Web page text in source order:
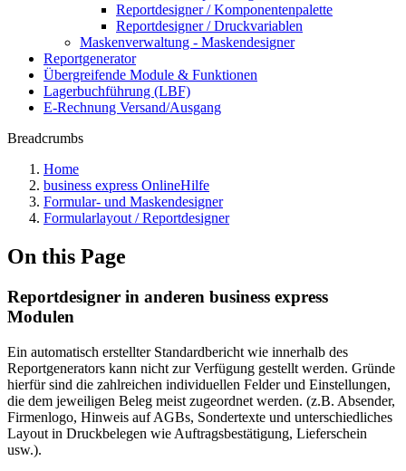
Reportdesigner / Komponentenpalette
Reportdesigner / Druckvariablen
Maskenverwaltung - Maskendesigner
Reportgenerator
Übergreifende Module & Funktionen
Lagerbuchführung (LBF)
E-Rechnung Versand/Ausgang
Breadcrumbs
Home
business express OnlineHilfe
Formular- und Maskendesigner
Formularlayout / Reportdesigner
On this Page
Reportdesigner in anderen business express
Modulen
Ein automatisch erstellter Standardbericht wie innerhalb des
Reportgenerators kann nicht zur Verfügung gestellt werden. Gründe
hierfür sind die zahlreichen individuellen Felder und Einstellungen,
die dem jeweiligen Beleg meist zugeordnet werden. (z.B. Absender,
Firmenlogo, Hinweis auf AGBs, Sondertexte und unterschiedliches
Layout in Druckbelegen wie Auftragsbestätigung, Lieferschein
usw.).